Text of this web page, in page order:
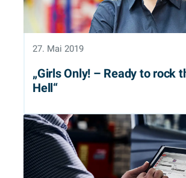
27. Mai 2019
„Girls Only! – Ready to rock
Hell“